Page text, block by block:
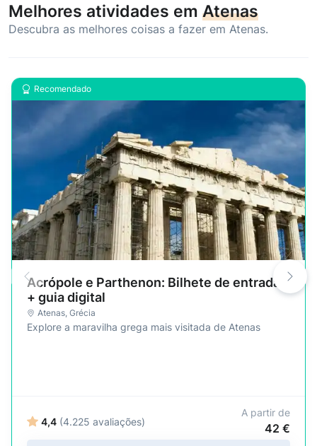
Melhores atividades em Atenas
Descubra as melhores coisas a fazer em Atenas.
Recomendado
Acrópole e Parthenon: Bilhete de entrada
+ guia digital
Atenas, Grécia
Explore a maravilha grega mais visitada de Atenas
4,4 (4.225 avaliações)
A partir de
42 €